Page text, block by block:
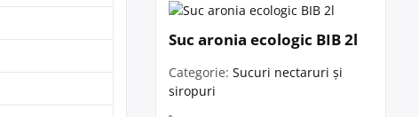
Suc aronia ecologic BIB 2l
Categorie: Sucuri nectaruri și
siropuri